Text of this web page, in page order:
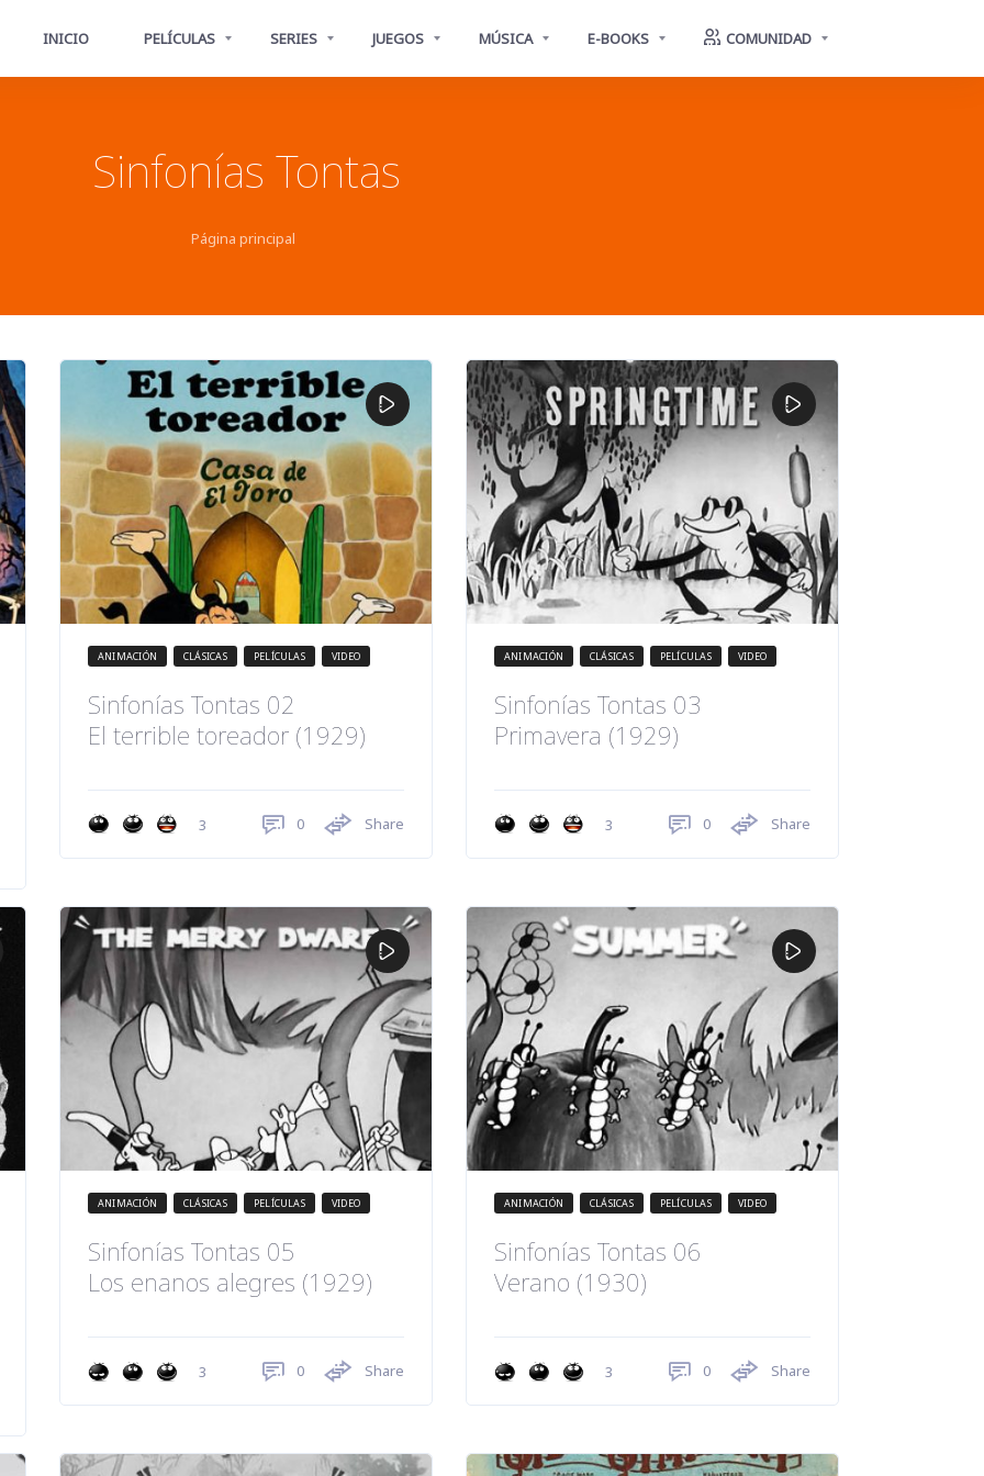
INICIO PELÍCULAS SERIES JUEGOS MÚSICA E-BOOKS COMUNIDAD
Sinfonías Tontas
Página principal
ANIMACIÓN CLÁSICAS PELÍCULAS VIDEO
Sinfonías Tontas 02
El terrible toreador (1929)
3 0 Share
ANIMACIÓN CLÁSICAS PELÍCULAS VIDEO
Sinfonías Tontas 03
Primavera (1929)
3 0 Share
ANIMACIÓN CLÁSICAS PELÍCULAS VIDEO
Sinfonías Tontas 05
Los enanos alegres (1929)
3 0 Share
ANIMACIÓN CLÁSICAS PELÍCULAS VIDEO
Sinfonías Tontas 06
Verano (1930)
3 0 Share